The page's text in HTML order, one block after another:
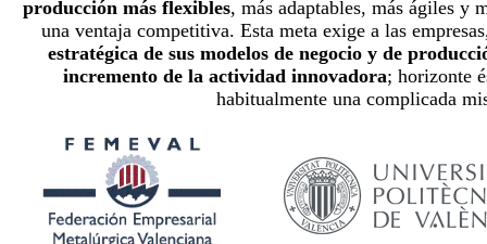
producción más flexibles, más adaptables, más ágiles y
una ventaja competitiva. Esta meta exige a las
estratégica de sus modelos de negocio y de
incremento de la actividad innovadora; horizonte
habitualmente una complicada